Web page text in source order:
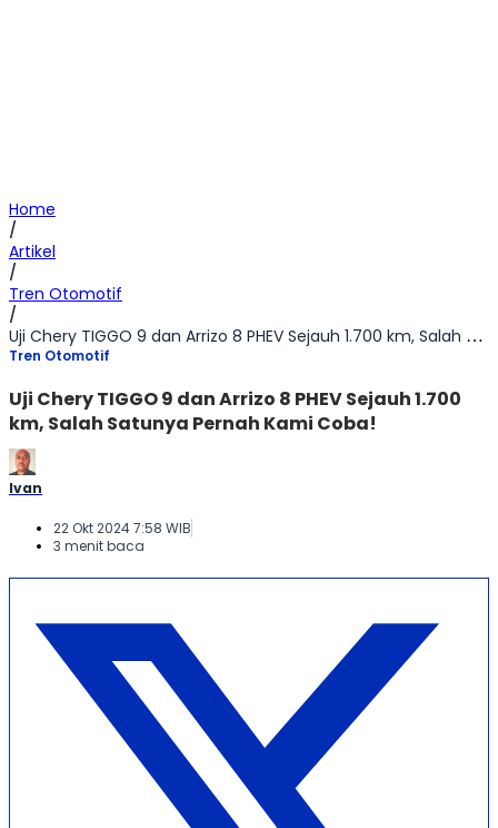
Home
/
Artikel
/
Tren Otomotif
/
Uji Chery TIGGO 9 dan Arrizo 8 PHEV Sejauh 1.700 km, Salah Satunya Pernah Kami Coba!
Tren Otomotif
Uji Chery TIGGO 9 dan Arrizo 8 PHEV Sejauh 1.700
km, Salah Satunya Pernah Kami Coba!
Ivan
22 Okt 2024 7:58 WIB
3 menit baca